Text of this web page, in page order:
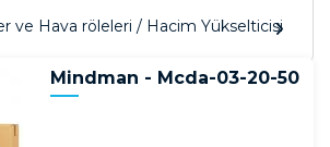
ve Hava röleleri / Hacim Yükselticisi
Mindman - Mcda-03-20-50